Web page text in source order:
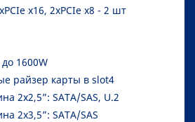
x16, 2xPCIe x8 - 2 шт
1600W
райзер карты в slot4
2х2,5”: SATA/SAS, U.2
2х3,5”: SATA/SAS